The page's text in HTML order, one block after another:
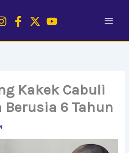
Kakek Cabuli
Berusia 6 Tahun